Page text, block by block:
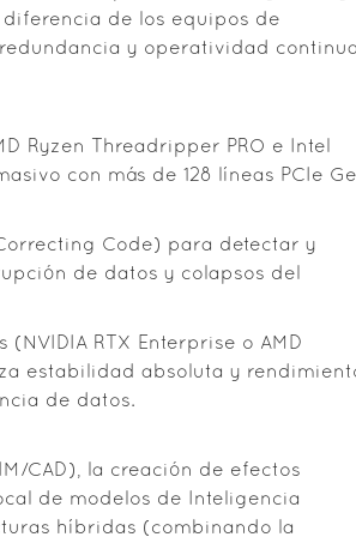
de los equipos de
y operatividad continua
Ryzen Threadripper PRO e Intel
con más de 128 líneas PCIe
Code) para detectar y
de datos y colapsos del
RTX Enterprise o AMD
estabilidad absoluta y
de datos.
CAD), la creación de efectos
de modelos de Inteligencia
híbridas (combinando la